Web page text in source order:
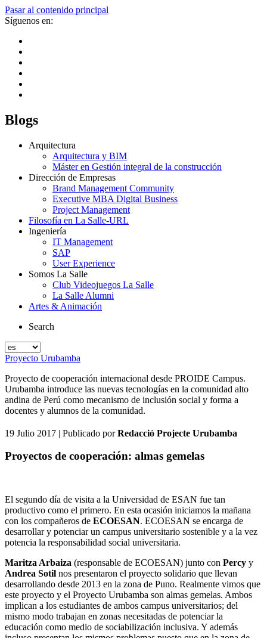
Pasar al contenido principal
Síguenos en:
Blogs
Arquitectura
Arquitectura y BIM
Máster en Gestión integral de la construcción
Dirección de Empresas
Brand Management Community
Executive MBA Digital Business
Project Management
Filosofía en La Salle-URL
Ingeniería
IT Management
SAP
User Experience
Somos La Salle
Club Videojuegos La Salle
La Salle Alumni
Artes & Animación
Search
Proyecto Urubamba
Proyecto de cooperación internacional desde PROIDE Campus.
Urubamba introduce las nuevas tecnologías en la comunidad alto
andina de Perú como mecanismo de inclusión social y forma a
docentes y alumnos de la comunidad.
19 Julio 2017 | Publicado porRedacció Projecte Urubamba
Proyectos de cooperación: almas gemelas
El segundo día de visita a la Universidad de ESAN fue tan
productivo como el primero. En esta ocasión iniciamos la mañana
con los compañeros de ECOESAN. ECOESAN se encarga de
desarrollar y potenciar un campus universitario sostenible y a la vez
potencia la responsabilidad social universitaria.
Maritza Arbaiza (responsable de ECOESAN) junto con Percy y
Andrea Sotil nos presentaron el proyecto solidario que llevan
desarrollando desde 2013 en la zona de Puno. Realmente vimos que
este proyecto y el Proyecto Urubamba son almas gemelas. Ambos
implican a los estudiantes de ambos campus universitarios; del
mismo modo trabajan en zonas necesitadas de potenciar la
educación como medio de sociabilización inclusiva. Y además